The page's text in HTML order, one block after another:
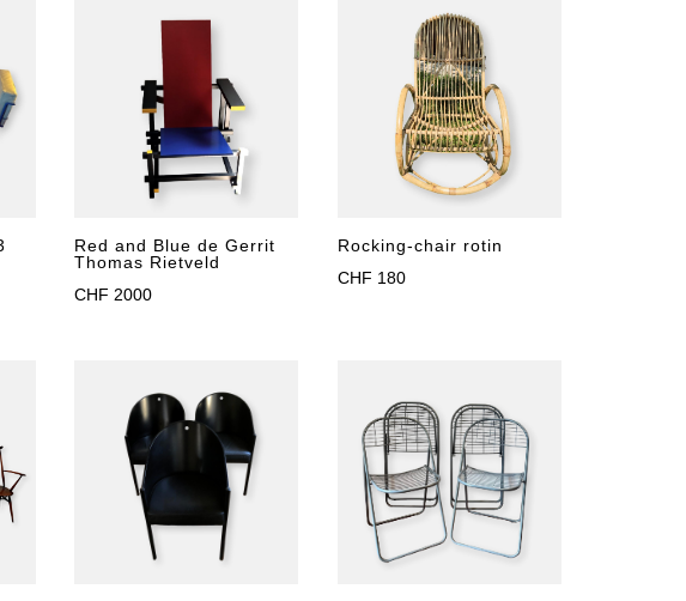
Red and Blue de Gerrit
Thomas Rietveld
CHF 2000
Rocking-chair rotin
CHF 180